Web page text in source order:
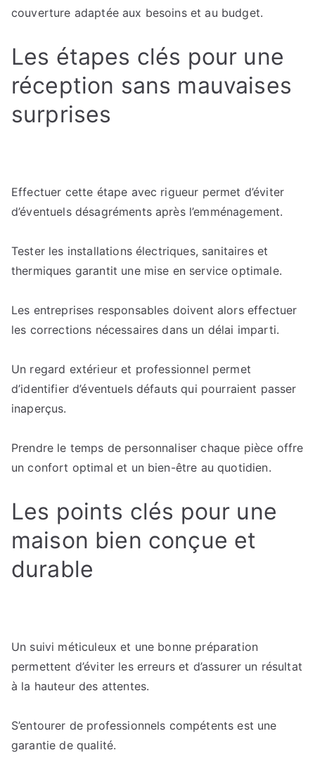
couverture adaptée aux besoins et au budget.
Les étapes clés pour une
réception sans mauvaises
surprises
Effectuer cette étape avec rigueur permet d’éviter
d’éventuels désagréments après l’emménagement.
Tester les installations électriques, sanitaires et
thermiques garantit une mise en service optimale.
Les entreprises responsables doivent alors effectuer
les corrections nécessaires dans un délai imparti.
Un regard extérieur et professionnel permet
d’identifier d’éventuels défauts qui pourraient passer
inaperçus.
Prendre le temps de personnaliser chaque pièce offre
un confort optimal et un bien-être au quotidien.
Les points clés pour une
maison bien conçue et
durable
Un suivi méticuleux et une bonne préparation
permettent d’éviter les erreurs et d’assurer un résultat
à la hauteur des attentes.
S’entourer de professionnels compétents est une
garantie de qualité.